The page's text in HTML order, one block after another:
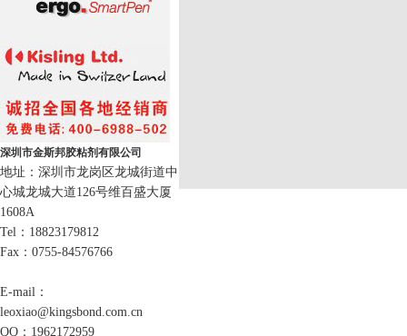
深圳市金斯邦胶粘剂有限公司
地址：深圳市龙岗区龙城街道中
心城龙城大道126号维百盛大厦
1608A
Tel：18823179812
Fax：0755-84576766
E-mail：
leoxiao@kingsbond.com.cn
QQ：1962172959